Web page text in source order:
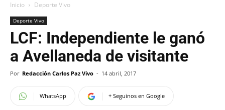
Inicio Deporte Vivo
Deporte Vivo
LCF: Independiente le ganó
a Avellaneda de visitante
Por Redacción Carlos Paz Vivo - 14 abril, 2017
WhatsApp + Seguinos en Google